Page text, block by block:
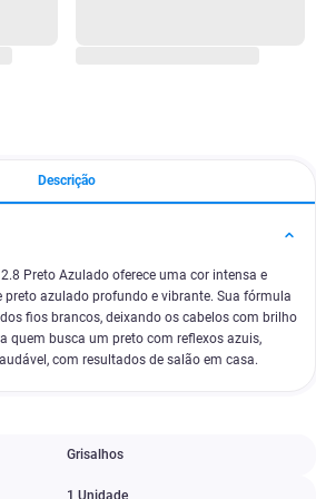
Descrição
Preto Azulado oferece uma cor intensa e
azulado profundo e vibrante. Sua fórmula
fios brancos, deixando os cabelos com brilho
quem busca um preto com reflexos azuis,
com resultados de salão em casa.
Grisalhos
1 Unidade